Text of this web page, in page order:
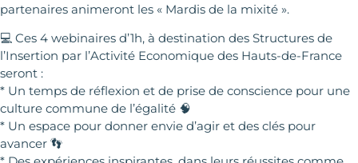
partenaires animeront les « Mardis de la mixité ».
💻 Ces 4 webinaires d’1h, à destination des Structures de
l’Insertion par l’Activité Economique des Hauts-de-France
seront :
* Un temps de réflexion et de prise de conscience pour une
culture commune de l’égalité 🧠
* Un espace pour donner envie d’agir et des clés pour
avancer 👣